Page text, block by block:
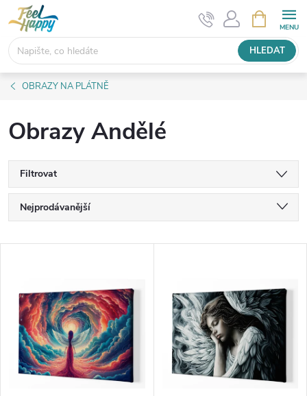
Přejít
na
obsah
HLEDAT
NÁKUPNÍ
KOŠÍK
OBRAZY NA PLÁTNĚ
Obrazy Andělé
Filtrovat
Ř
a
e
n
Nejprodávanější
Abecedně
ý
p